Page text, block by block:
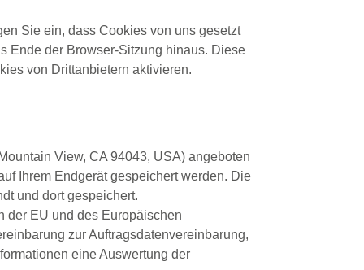
Sie ein, dass Cookies von uns gesetzt
Ende der Browser-Sitzung hinaus. Diese
von Drittanbietern aktivieren.
View, CA 94043, USA) angeboten
Ihrem Endgerät gespeichert werden. Die
und dort gespeichert.
der EU und des Europäischen
zur Auftragsdatenvereinbarung,
eine Auswertung der